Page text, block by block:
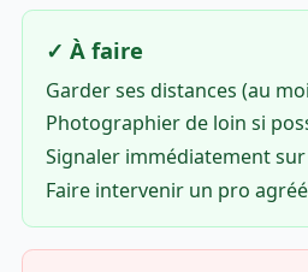
✓ À faire
Garder ses distances (au
Photographier de loin si
Signaler immédiatement sur
Faire intervenir un pro agréé